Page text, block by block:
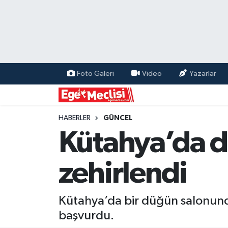
Foto Galeri Video Yazarlar
HABERLER GÜNCEL
Kütahya’da
zehirlendi
Kütahya’da bir düğün
başvurdu.
EKONOMİ
GÜNCEL
ÖZEL HABER
POLİTİKA
Programlar